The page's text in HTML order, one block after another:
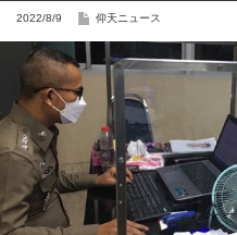
2022/8/9 仰天ニュース